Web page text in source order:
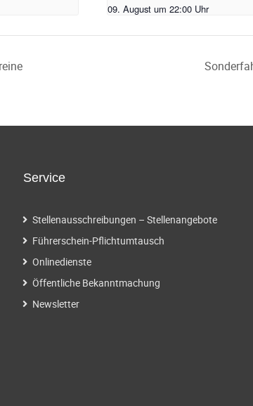
09. August um 22:00 Uhr
Service
Stellenausschreibungen – Stellenangebote
Führerschein-Pflichtumtausch
Onlinedienste
Öffentliche Bekanntmachung
Newsletter